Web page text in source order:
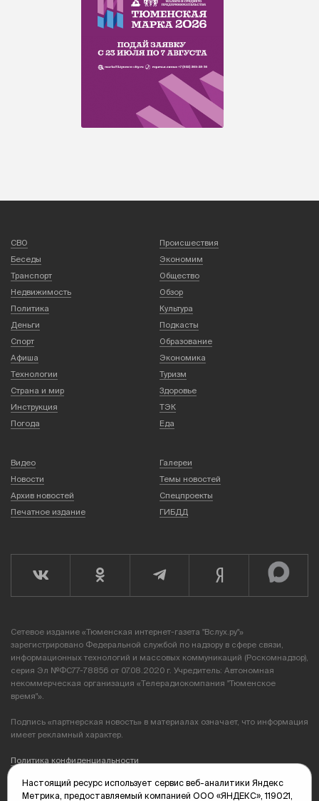
СВО
Происшествия
Беседы
Экономим
Транспорт
Общество
Недвижимость
Обзор
Политика
Культура
Деньги
Подкасты
Спорт
Образование
Афиша
Экономика
Технологии
Туризм
Страна и мир
Здоровье
Инструкция
ТЭК
Погода
Еда
Видео
Галереи
Новости
Темы новостей
Архив новостей
Спецпроекты
Печатное издание
ГИБДД
Сетевое издание «Тюменская интернет-газета "Вслух.ру"»
зарегистрировано Федеральной службой по надзору в сфере связи,
информационных технологий и массовых коммуникаций (Роскомнадзор),
серия Эл №ФС77-78856 от 07.08.2020 г. Учредитель: Автономная
некоммерческая организация «Телерадиокомпания "Тюменское
время"».
Подпись «партнерская новость» в материалах означает, что информация
имеет рекламный характер.
Политика конфиденциальности
Редакция: 625035, Тюмень, пр. Геологоразведчиков, 28А
Настоящий ресурс использует сервис веб-аналитики Яндекс
Метрика, предоставляемый компанией ООО «ЯНДЕКС», 119021,